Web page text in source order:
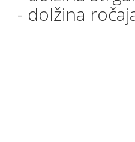
- dolžina